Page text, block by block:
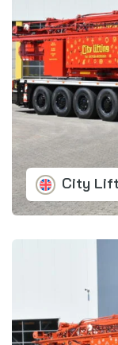
City